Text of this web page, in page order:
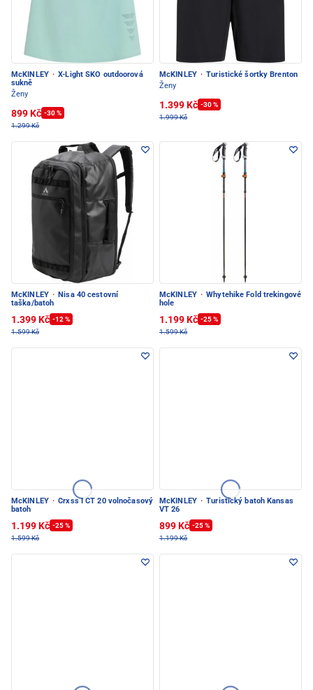
McKINLEY · X-Light SKO outdoorová
sukně
Ženy
899 Kč -30 %
1.299 Kč
McKINLEY · Turistické šortky Brenton
Ženy
1.399 Kč -30 %
1.999 Kč
McKINLEY · Nisa 40 cestovní
taška/batoh
1.399 Kč -12 %
1.599 Kč
McKINLEY · Whytehike Fold trekingové
hole
1.199 Kč -25 %
1.599 Kč
McKINLEY · Crxss I CT 20 volnočasový
batoh
1.199 Kč -25 %
1.599 Kč
McKINLEY · Turistický batoh Kansas
VT 26
899 Kč -25 %
1.199 Kč